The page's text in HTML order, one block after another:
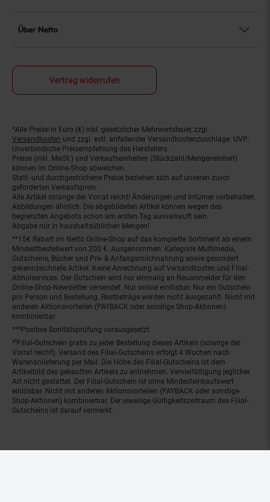
Über Netto
Vertrag widerrufen
Fußnoten
*Alle Preise in Euro (€) inkl. gesetzlicher Mehrwertsteuer, zzgl.
Versandkosten und zzgl. evtl. anfallender Versandkostenzuschläge. UVP:
Unverbindliche Preisempfehlung des Herstellers.
Preise (inkl. MwSt.) und Verkaufseinheiten (Stückzahl/Mengeneinheit)
können im Online-Shop abweichen.
Statt- und durchgestrichene Preise beziehen sich auf unseren zuvor
geforderten Verkaufspreis.
Alle Artikel solange der Vorrat reicht! Änderungen und Irrtümer vorbehalten.
Abbildungen ähnlich. Die abgebildeten Artikel können wegen des
begrenzten Angebots schon am ersten Tag ausverkauft sein.
Abgabe nur in haushaltsüblichen Mengen!
**15€ Rabatt im Netto Online-Shop auf das komplette Sortiment ab einem
Mindestbestellwert von 200 €. Ausgenommen: Kategorie Multimedia,
Gutscheine, Bücher und Pre- & Anfangsmilchnahrung sowie gesondert
gekennzeichnete Artikel. Keine Anrechnung auf Versandkosten und Filial-
Abholservices. Der Gutschein wird nur einmalig an Neuanmelder für den
Online-Shop-Newsletter versendet. Nur online einlösbar. Nur ein Gutschein
pro Person und Bestellung. Restbeträge werden nicht ausgezahlt. Nicht mit
anderen Aktionsvorteilen (PAYBACK oder sonstige Shop-Aktionen)
kombinierbar.
***Positive Bonitätsprüfung vorausgesetzt
²⁰Filial-Gutschein gratis zu jeder Bestellung dieses Artikels (solange der
Vorrat reicht). Versand des Filial-Gutscheins erfolgt 4 Wochen nach
Warenanlieferung per Mail. Die Höhe des Filial-Gutscheins ist dem
Artikelbild des gekauften Artikels zu entnehmen. Vervielfältigung jeglicher
Art nicht gestattet. Der Filial-Gutschein ist ohne Mindesteinkaufswert
einlösbar. Nicht mit anderen Aktionsvorteilen (PAYBACK oder sonstige
Shop-Aktionen) kombinierbar. Der jeweilige Gültigkeitszeitraum des Filial-
Gutscheins ist darauf vermerkt.